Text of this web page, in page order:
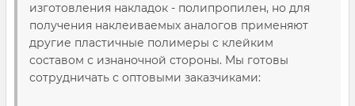
изготовления накладок - полипропилен, но для
получения наклеиваемых аналогов применяют
другие пластичные полимеры с клейким
составом с изнаночной стороны. Мы готовы
сотрудничать с оптовыми заказчиками: